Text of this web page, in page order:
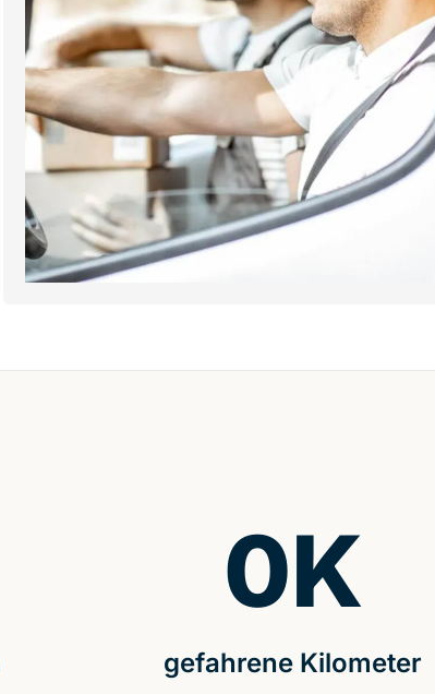
gefahrene Kilometer
0K